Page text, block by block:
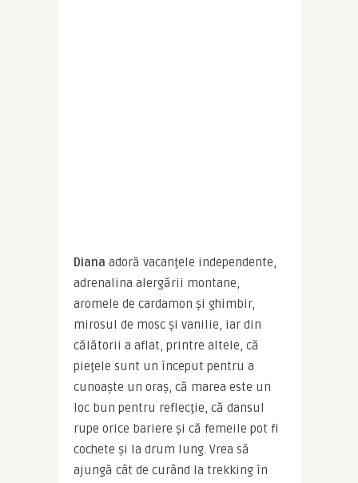
Diana adoră vacanţele independente,
adrenalina alergării montane,
aromele de cardamon și ghimbir,
mirosul de mosc şi vanilie, iar din
călătorii a aflat, printre altele, că
pieţele sunt un început pentru a
cunoaşte un oraş, că marea este un
loc bun pentru reflecţie, că dansul
rupe orice bariere şi că femeile pot fi
cochete şi la drum lung. Vrea să
ajungă cât de curând la trekking în